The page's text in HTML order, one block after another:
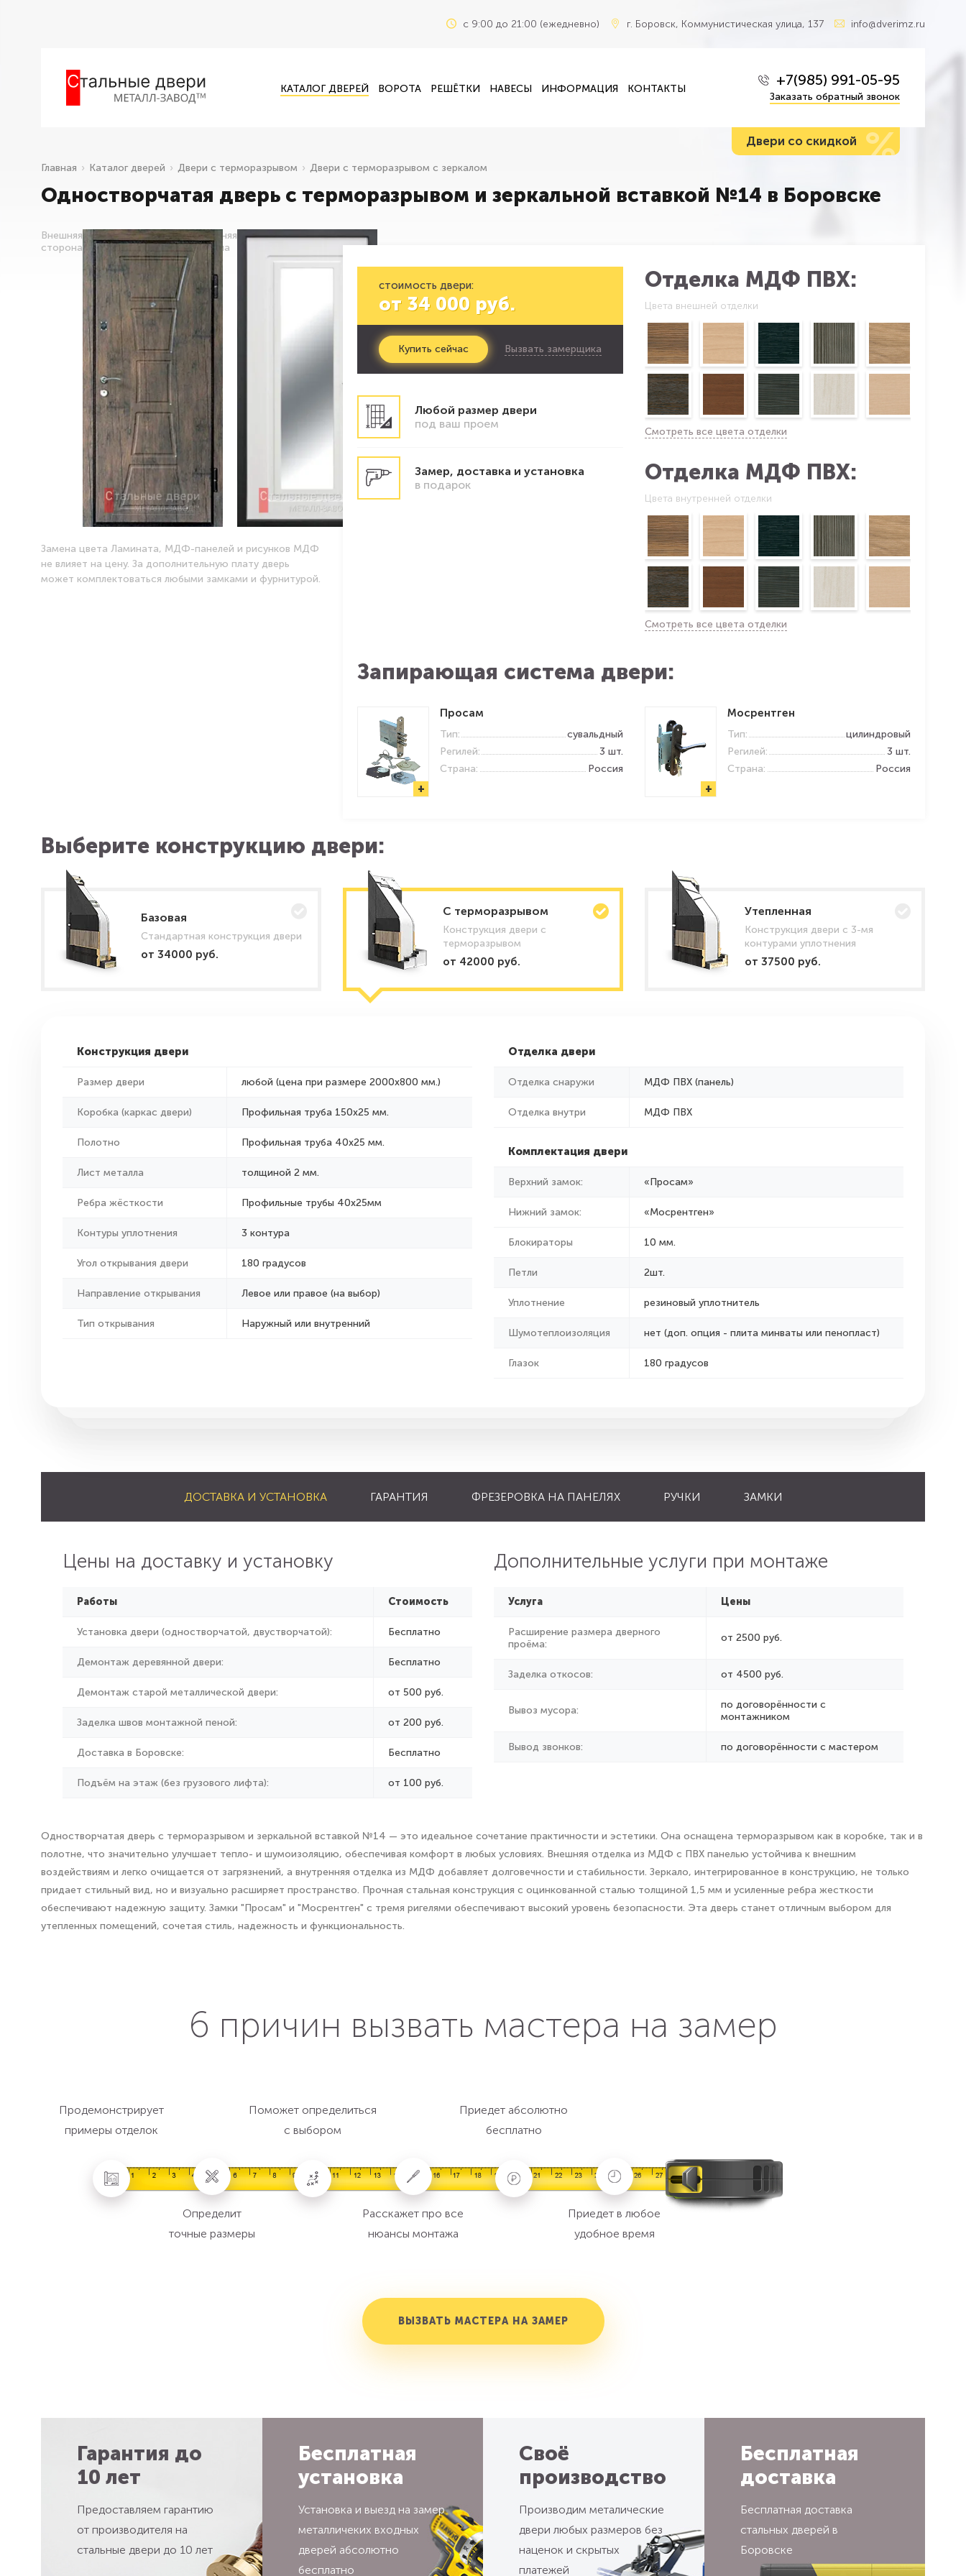
c 9:00 до 21:00 (ежедневно) г. Боровск, Коммунистическая улица, 137 info@dverimz.ru
КАТАЛОГ ДВЕРЕЙ ВОРОТА РЕШЁТКИ НАВЕСЫ ИНФОРМАЦИЯ КОНТАКТЫ +7(985) 991-05-95
Заказать обратный звонок
Двери со скидкой %
Одностворчатая дверь с терморазрывом и зеркальной вставкой №14 в Боровске
Главная Каталог дверей Двери с терморазрывом Двери с терморазрывом с зеркалом
Внешняя
сторона
Внутренняя
сторона
Замена цвета Ламината, МДФ-панелей и рисунков МДФ
не влияет на цену. За дополнительную плату дверь
может комплектоваться любыми замками и фурнитурой.
стоимость двери:
от 34 000 руб.
Купить сейчас Вызвать замерщика
Любой размер двери
под ваш проем
Замер, доставка и установка
в подарок
Отделка МДФ ПВХ:
Цвета внешней отделки
Смотреть все цвета отделки
Отделка МДФ ПВХ:
Цвета внутренней отделки
Смотреть все цвета отделки
Запирающая система двери:
+
Просам
Тип:
сувальдный
Регилей:
3 шт.
Страна:
Россия
+
Мосрентген
Тип:
цилиндровый
Регилей:
3 шт.
Страна:
Россия
Выберите конструкцию двери:
Базовая
Стандартная конструкция двери
от 34000 руб.
C терморазрывом
Конструкция двери с
терморазрывом
от 42000 руб.
Утепленная
Конструкция двери с 3-мя
контурами уплотнения
от 37500 руб.
Конструкция двери
Размер двери любой (цена при размере 2000x800 мм.)
Коробка (каркас двери) Профильная труба 150х25 мм.
Полотно Профильная труба 40х25 мм.
Лист металла толщиной 2 мм.
Ребра жёсткости Профильные трубы 40х25мм
Контуры уплотнения 3 контура
Угол открывания двери 180 градусов
Направление открывания Левое или правое (на выбор)
Тип открывания Наружный или внутренний
Отделка двери
Отделка снаружи МДФ ПВХ (панель)
Отделка внутри МДФ ПВХ
Комплектация двери
Верхний замок: «Просам»
Нижний замок: «Мосрентген»
Блокираторы 10 мм.
Петли 2шт.
Уплотнение резиновый уплотнитель
Шумотеплоизоляция нет (доп. опция - плита минваты или пенопласт)
Глазок 180 градусов
ДОСТАВКА И УСТАНОВКА ГАРАНТИЯ ФРЕЗЕРОВКА НА ПАНЕЛЯХ РУЧКИ ЗАМКИ
Цены на доставку и установку
Работы Стоимость
Установка двери (одностворчатой, двустворчатой): Бесплатно
Демонтаж деревянной двери: Бесплатно
Демонтаж старой металлической двери: от 500 руб.
Заделка швов монтажной пеной: от 200 руб.
Доставка в Боровске: Бесплатно
Подъём на этаж (без грузового лифта): от 100 руб.
Дополнительные услуги при монтаже
Услуга Цены
Расширение размера дверного
проёма:
от 2500 руб.
Заделка откосов: от 4500 руб.
Вывоз мусора:
по договорённости с
монтажником
Вывод звонков: по договорённости с мастером
Одностворчатая дверь с терморазрывом и зеркальной вставкой №14 — это идеальное сочетание практичности и эстетики. Она оснащена терморазрывом как в коробке, так и в
полотне, что значительно улучшает тепло- и шумоизоляцию, обеспечивая комфорт в любых условиях. Внешняя отделка из МДФ с ПВХ панелью устойчива к внешним
воздействиям и легко очищается от загрязнений, а внутренняя отделка из МДФ добавляет долговечности и стабильности. Зеркало, интегрированное в конструкцию, не только
придает стильный вид, но и визуально расширяет пространство. Прочная стальная конструкция с оцинкованной сталью толщиной 1,5 мм и усиленные ребра жесткости
обеспечивают надежную защиту. Замки "Просам" и "Мосрентген" с тремя ригелями обеспечивают высокий уровень безопасности. Эта дверь станет отличным выбором для
утепленных помещений, сочетая стиль, надежность и функциональность.
6 причин вызвать мастера на замер
Продемонстрирует
примеры отделок
Определит
точные размеры
Поможет определиться
с выбором
Расскажет про все
нюансы монтажа
Приедет абсолютно
бесплатно
Приедет в любое
удобное время
ВЫЗВАТЬ МАСТЕРА НА ЗАМЕР
Гарантия до
10 лет
Предоставляем гарантию
от производителя на
стальные двери до 10 лет
Бесплатная
установка
Установка и выезд на замер
металличеких входных
дверей абсолютно
бесплатно
Своё
производство
Производим металические
двери любых размеров без
наценок и скрытых
платежей
Бесплатная
доставка
Бесплатная доставка
стальных дверей в
Боровске